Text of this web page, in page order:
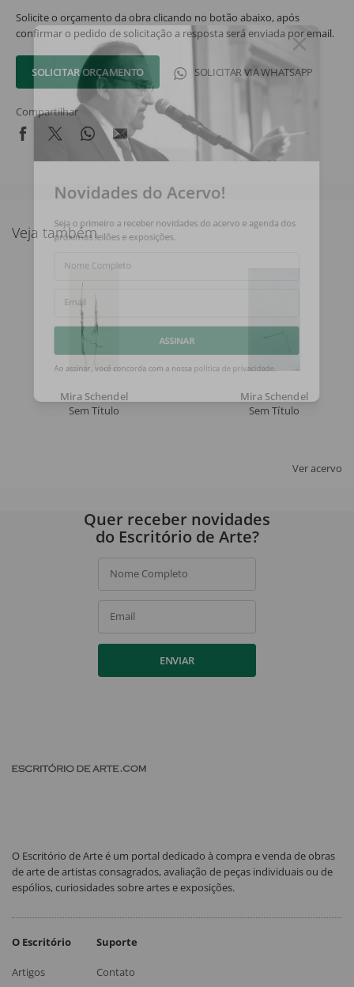
Solicite o orçamento da obra clicando no botão abaixo, após
confirmar o pedido de solicitação a resposta será enviada por email.
SOLICITAR ORÇAMENTO SOLICITAR VIA WHATSAPP
Compartilhar
Veja também
Mira Schendel
Sem Título
Mira Schendel
Sem Título
Ver acervo
Novidades do Acervo!
Seja o primeiro a receber novidades do acervo e agenda dos
próximos leilões e exposições.
Nome Completo
ASSINAR
Quer receber novidades
do Escritório de Arte?
Nome Completo
Email
ENVIAR
O Escritório de Arte é um portal dedicado à compra e venda de obras
de arte de artistas consagrados, avaliação de peças individuais ou de
espólios, curiosidades sobre artes e exposições.
O Escritório
Artigos
Suporte
Contato